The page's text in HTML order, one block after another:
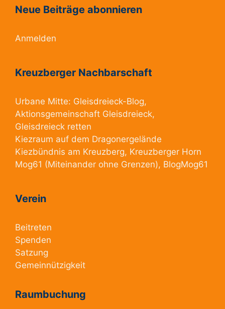
Neue Beiträge abonnieren
Anmelden
Kreuzberger Nachbarschaft
Urbane Mitte: Gleisdreieck-Blog,
Aktionsgemeinschaft Gleisdreieck,
Gleisdreieck retten
Kiezraum auf dem Dragonergelände
Kiezbündnis am Kreuzberg, Kreuzberger Horn
Mog61 (Miteinander ohne Grenzen), BlogMog61
Verein
Beitreten
Spenden
Satzung
Gemeinnützigkeit
Raumbuchung